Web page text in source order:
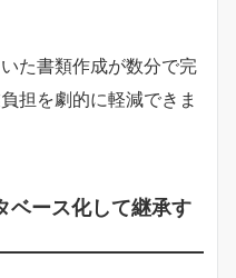
た書類作成が数分で完
担を劇的に軽減できま
ベース化して継承す